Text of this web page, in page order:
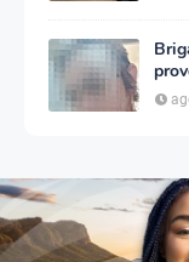
em